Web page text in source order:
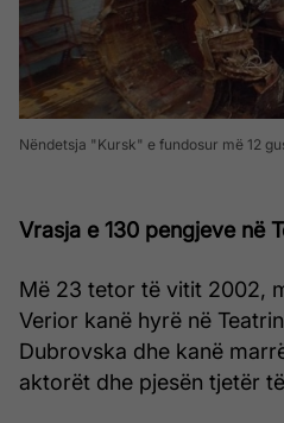
Nëndetsja "Kursk" e fundosur më 12
Vrasja e 130 pengjeve në
Më 23 tetor të vitit 2002,
Verior kanë hyrë në
Dubrovska dhe kanë
aktorët dhe pjesën tjetër